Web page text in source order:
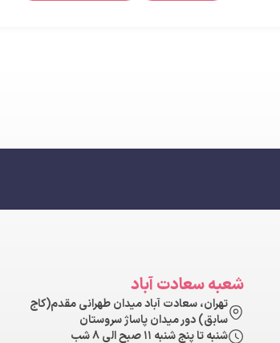
شعبه سعادت آباد
تهران، سعادت آباد میدان طهرانی مقدم(کاج
سابق) دور میدان پاساژ سروستان
شنبه تا پنج شنبه ۱۱ صبح الی ۸ شب